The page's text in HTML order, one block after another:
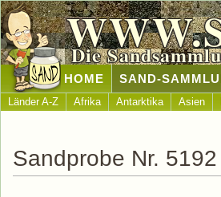
Die
HOME SAND-
Länder A-Z Afrika Antarktika Asien
Sandprobe Nr.